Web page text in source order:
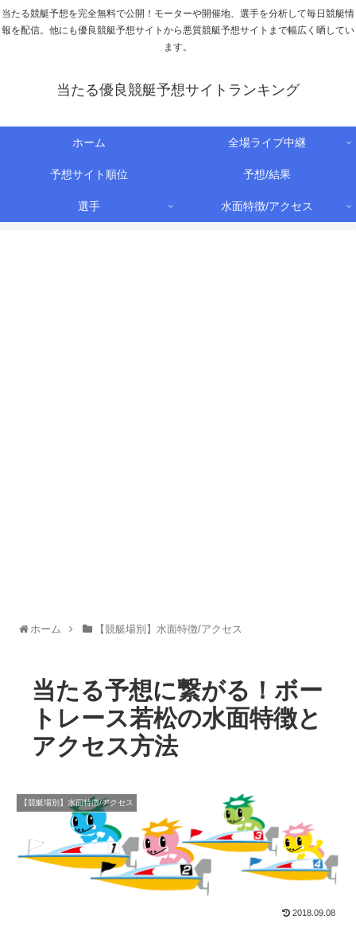
当たる競艇予想を完全無料で公開！モーターや開催地、選手を分析して毎日競艇情
報を配信。他にも優良競艇予想サイトから悪質競艇予想サイトまで幅広く晒してい
ます。
当たる優良競艇予想サイトランキング
ホーム 全場ライブ中継
予想サイト順位 予想/結果
選手 水面特徴/アクセス
ホーム 【競艇場別】水面特徴/アクセス
当たる予想に繋がる！ボー
トレース若松の水面特徴と
アクセス方法
【競艇場別】水面特徴/アクセス
2018.09.08